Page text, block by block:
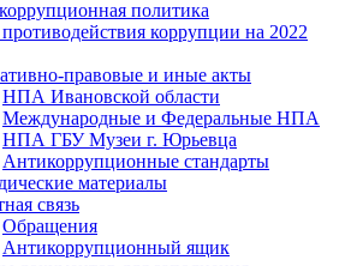
политика
коррупции на 2022
правовые и иные акты
НПА Ивановской области
Международные и Федеральные НПА
НПА ГБУ Музеи г. Юрьевца
Антикоррупционные стандарты
материалы
связь
Обращения
Антикоррупционный ящик